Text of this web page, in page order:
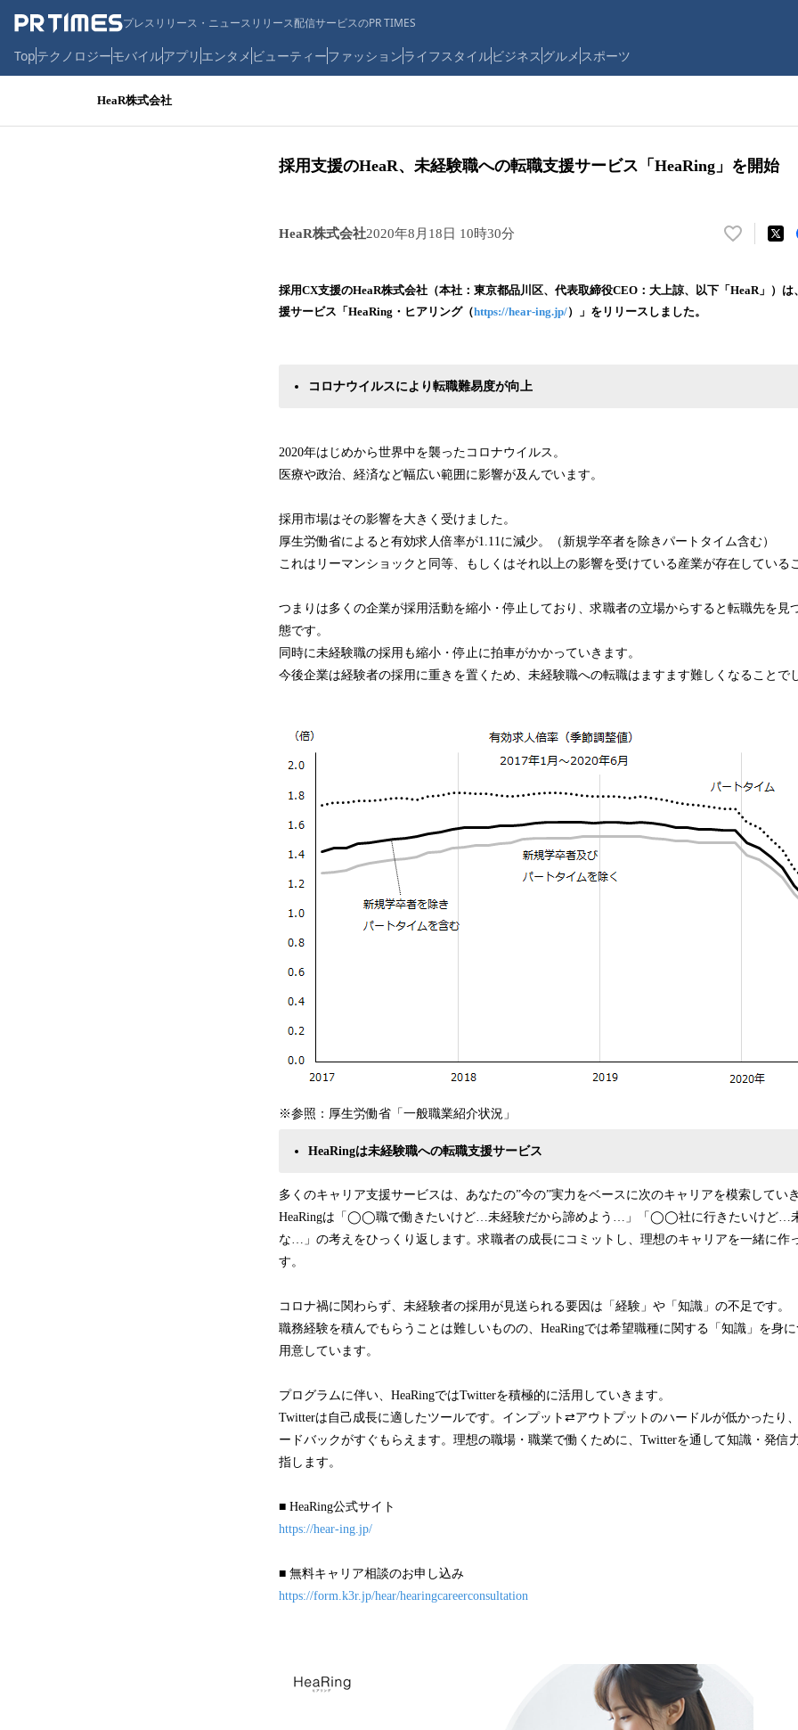
プレスリリース・ニュースリリース配信サービスのPR TIMES
Topテクノロジーモバイルアプリ エンタメ ビューティーファッションライフスタイルビジネス グルメ スポーツ
HeaR株式会社
採用支援のHeaR、未経験職への転職支援サービス「HeaRing」を開始
HeaR株式会社2020年8月18日 10時30分
い
！
採用CX支援のHeaR株式会社（本社：東京都品川区、代表取締役CEO：大上諒、以下「HeaR」）
援サービス「HeaRing・ヒアリング（https://hear-ing.jp/）」をリリースしました。
コロナウイルスにより転職難易度が向上
2020年はじめから世界中を襲ったコロナウイルス。
医療や政治、経済など幅広い範囲に影響が及んでいます。
採用市場はその影響を大きく受けました。
厚生労働省によると有効求人倍率が1.11に減少。（新規学卒者を除きパートタイム含む）
これはリーマンショックと同等、もしくはそれ以上の影響を受けている産業が存在している
つまりは多くの企業が採用活動を縮小・停止しており、求職者の立場からすると転職先を見
態です。
同時に未経験職の採用も縮小・停止に拍車がかかっていきます。
今後企業は経験者の採用に重きを置くため、未経験職への転職はますます難しくなることで
※参照：厚生労働省「一般職業紹介状況」
HeaRingは未経験職への転職支援サービス
多くのキャリア支援サービスは、あなたの”今の”実力をベースに次のキャリアを模索してい
HeaRingは「◯◯職で働きたいけど…未経験だから諦めよう…」「◯◯社に行きたいけど…
な…」の考えをひっくり返します。求職者の成長にコミットし、理想のキャリアを一緒に作
す。
コロナ禍に関わらず、未経験者の採用が見送られる要因は「経験」や「知識」の不足です。
職務経験を積んでもらうことは難しいものの、HeaRingでは希望職種に関する「知識」を身
用意しています。
プログラムに伴い、HeaRingではTwitterを積極的に活用していきます。
Twitterは自己成長に適したツールです。インプット⇄アウトプットのハードルが低かったり
ードバックがすぐもらえます。理想の職場・職業で働くために、Twitterを通して知識・発信
指します。
■ HeaRing公式サイト
https://hear-ing.jp/
■ 無料キャリア相談のお申し込み
https://form.k3r.jp/hear/hearingcareerconsultation